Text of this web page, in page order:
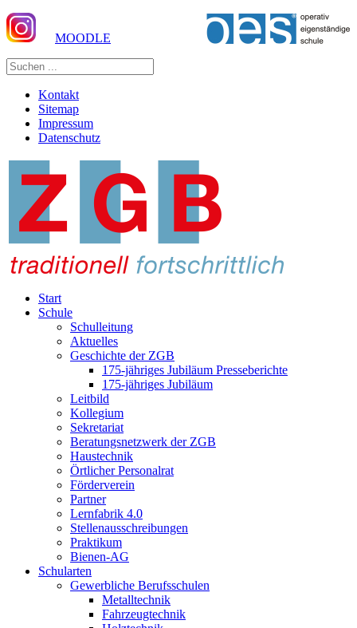
MOODLE
Kontakt
Sitemap
Impressum
Datenschutz
Start
Schule
Schulleitung
Aktuelles
Geschichte der ZGB
175-jähriges Jubiläum Presseberichte
175-jähriges Jubiläum
Leitbild
Kollegium
Sekretariat
Beratungsnetzwerk der ZGB
Haustechnik
Örtlicher Personalrat
Förderverein
Partner
Lernfabrik 4.0
Stellenausschreibungen
Praktikum
Bienen-AG
Schularten
Gewerbliche Berufsschulen
Metalltechnik
Fahrzeugtechnik